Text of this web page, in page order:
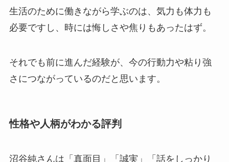
生活のために働きながら学ぶのは、気力も体力も
必要ですし、時には悔しさや焦りもあったはず。
それでも前に進んだ経験が、今の行動力や粘り強
さにつながっているのだと思います。
性格や人柄がわかる評判
沼谷純さんは「真面目」「誠実」「話をしっかり